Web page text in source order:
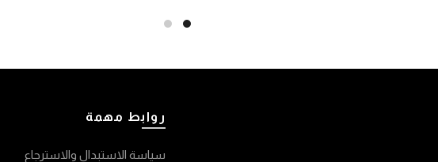
روابط مهمة
سياسة الاستبدال والاسترجاع